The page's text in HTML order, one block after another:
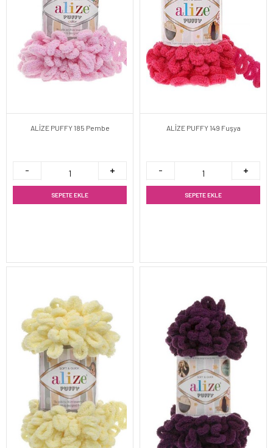
ALİZE PUFFY 185 Pembe
SEPETE EKLE
ALİZE PUFFY 149 Fuşya
SEPETE EKLE